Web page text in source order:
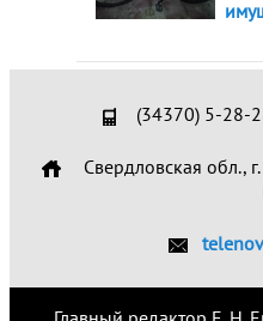
(34370) 5-28-
Свердловская обл.,